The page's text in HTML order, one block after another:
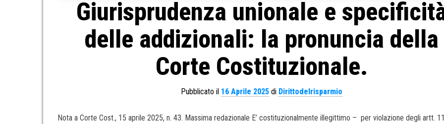
Giurisprudenza unionale e
delle addizionali: la pronuncia della
Corte Costituzionale.
Pubblicato il 16 Aprile 2025 di Dirittodelrisparmio
Nota a Corte Cost., 15 aprile 2025, n. 43. Massima redazionale E’ costituzionalmente illegittimo – per violazione degli artt.